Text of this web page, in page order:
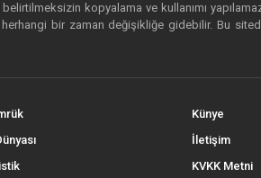
kopyalama ve kullanımı
bir zaman değişikliğe gidebilir. Bu
Künye
İletişim
KVKK Metni